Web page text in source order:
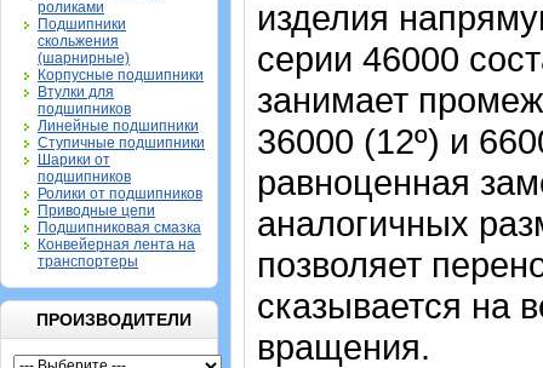
роликами
Подшипники
скольжения
(шарнирные)
Корпусные подшипники
Втулки для
подшипников
Линейные подшипники
Ступичные подшипники
Шарики от
подшипников
Ролики от подшипников
Приводные цепи
Подшипниковая смазка
Конвейерная лента на
транспортеры
ПРОИЗВОДИТЕЛИ
изделия
серии 46000
занимает
36000 (12º) и
равноценная
аналогичных
позволяет
сказывается на
вращения.